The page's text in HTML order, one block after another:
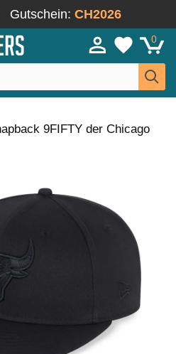
Gutschein: CH2026
0
9FIFTY der Chicago